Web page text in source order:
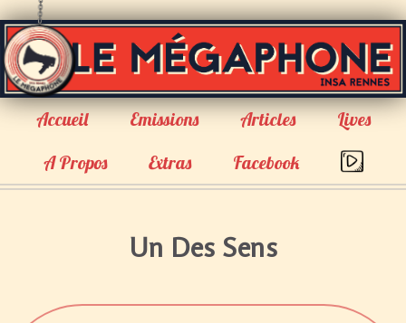
Accueil Emissions Articles
Lives
A Propos
Extras Facebook
Un Des Sens